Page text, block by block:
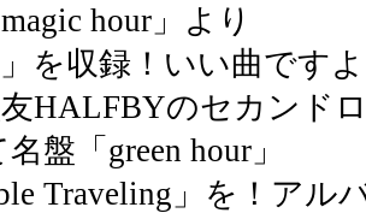
hour」より
」を収録！いい曲です
HALFBYのセカンド
盤「green hour」
Traveling」を！アル